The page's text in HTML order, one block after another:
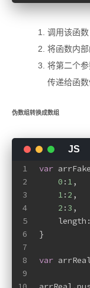
调用该函数
将函数内部
将第二个
传递给函
伪数组转换成数组
1
2
3
4
5
6
7
8
9
var
0 : 1,
1: 2 ,
2 : 3 ,
    length:
}
var